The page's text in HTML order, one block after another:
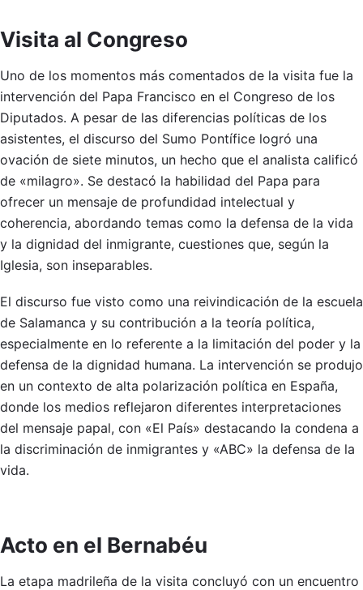
Visita al Congreso
Uno de los momentos más comentados de la visita fue la
intervención del Papa Francisco en el Congreso de los
Diputados. A pesar de las diferencias políticas de los
asistentes, el discurso del Sumo Pontífice logró una
ovación de siete minutos, un hecho que el analista calificó
de «milagro». Se destacó la habilidad del Papa para
ofrecer un mensaje de profundidad intelectual y
coherencia, abordando temas como la defensa de la vida
y la dignidad del inmigrante, cuestiones que, según la
Iglesia, son inseparables.
El discurso fue visto como una reivindicación de la escuela
de Salamanca y su contribución a la teoría política,
especialmente en lo referente a la limitación del poder y la
defensa de la dignidad humana. La intervención se produjo
en un contexto de alta polarización política en España,
donde los medios reflejaron diferentes interpretaciones
del mensaje papal, con «El País» destacando la condena a
la discriminación de inmigrantes y «ABC» la defensa de la
vida.
Acto en el Bernabéu
La etapa madrileña de la visita concluyó con un encuentro